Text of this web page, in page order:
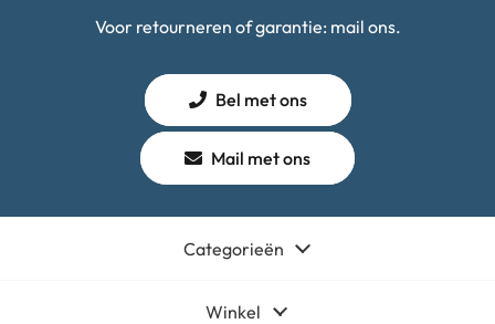
Voor retourneren of garantie: mail ons.
Bel met ons
Mail met ons
Categorieën
Winkel